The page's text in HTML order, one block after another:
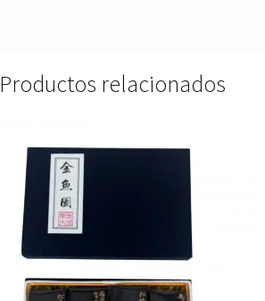
Productos relacionados